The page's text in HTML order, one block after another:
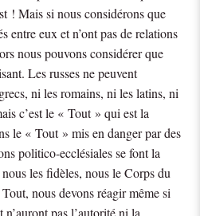
! Mais si nous considérons que
entre eux et n’ont pas de relations
nous pouvons considérer que
Les russes ne peuvent
ni les romains, ni les latins, ni
c’est le « Tout » qui est la
le « Tout » mis en danger par des
politico-ecclésiales se font la
nous les fidèles, nous le Corps du
nous devons réagir même si
pas l’autorité ni la